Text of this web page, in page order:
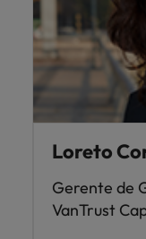
Loreto
Gerente de
VanTrust